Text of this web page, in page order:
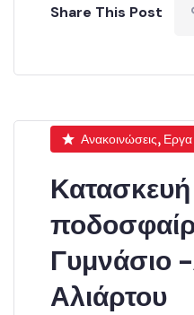
Share This Post
Ανακοινώσεις, Εργα
Γυμνάσιο
Αλιάρτου